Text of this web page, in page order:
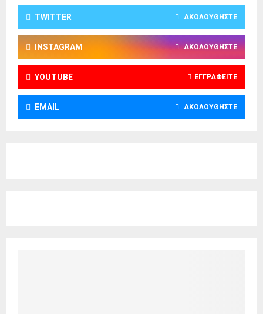
TWITTER ΑΚΟΛΟΥΘΉΣΤΕ
INSTAGRAM ΑΚΟΛΟΥΘΉΣΤΕ
YOUTUBE ΕΓΓΡΑΦΕΊΤΕ
EMAIL ΑΚΟΛΟΥΘΉΣΤΕ